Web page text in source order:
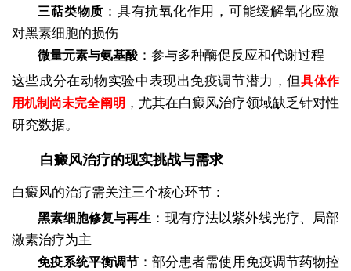
三萜类物质 ：具有抗氧化作用，可能缓解氧化应激
对黑素细胞的损伤
微量元素与氨基酸 ：参与多种酶促反应和代谢过程
这些成分在动物实验中表现出免疫调节潜力，但具体作
用机制尚未完全阐明 ，尤其在白癜风治疗领域缺乏针对性
研究数据。
白癜风治疗的现实挑战与需求
白癜风的治疗需关注三个核心环节：
黑素细胞修复与再生 ：现有疗法以紫外线光疗、局部
激素治疗为主
免疫系统平衡调节：部分患者需使用免疫调节药物控